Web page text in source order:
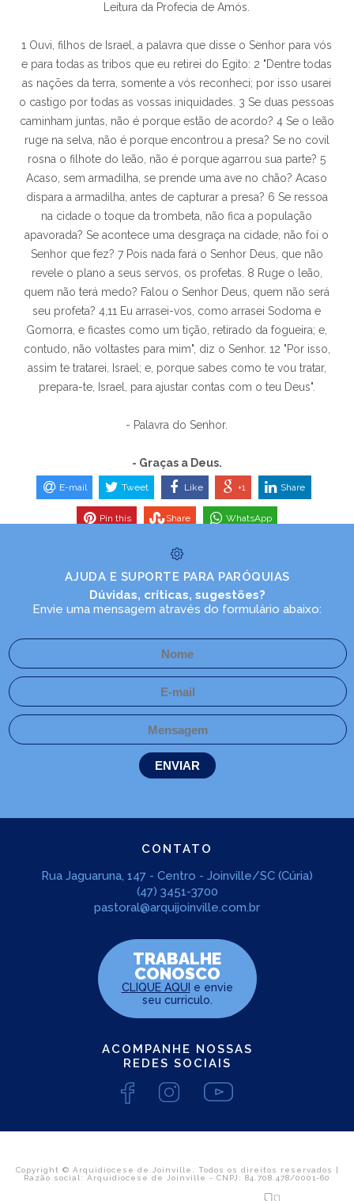
Leitura da Profecia de Amós.
1 Ouvi, filhos de Israel, a palavra que disse o Senhor para vós
e para todas as tribos que eu retirei do Egito: 2 "Dentre todas
as nações da terra, somente a vós reconheci; por isso usarei
o castigo por todas as vossas iniquidades. 3 Se duas pessoas
caminham juntas, não é porque estão de acordo? 4 Se o leão
ruge na selva, não é porque encontrou a presa? Se no covil
rosna o filhote do leão, não é porque agarrou sua parte? 5
Acaso, sem armadilha, se prende uma ave no chão? Acaso
dispara a armadilha, antes de capturar a presa? 6 Se ressoa
na cidade o toque da trombeta, não fica a população
apavorada? Se acontece uma desgraça na cidade, não foi o
Senhor que fez? 7 Pois nada fará o Senhor Deus, que não
revele o plano a seus servos, os profetas. 8 Ruge o leão,
quem não terá medo? Falou o Senhor Deus, quem não será
seu profeta? 4,11 Eu arrasei-vos, como arrasei Sodoma e
Gomorra, e ficastes como um tição, retirado da fogueira; e,
contudo, não voltastes para mim", diz o Senhor. 12 "Por isso,
assim te tratarei, Israel; e, porque sabes como te vou tratar,
prepara-te, Israel, para ajustar contas com o teu Deus".
- Palavra do Senhor.
- Graças a Deus.
E-mail Tweet Like +1 Share
Pin this Share WhatsApp
AJUDA E SUPORTE PARA PARÓQUIAS
Dúvidas, críticas, sugestões?
Envie uma mensagem através do formulário abaixo:
CONTATO
Rua Jaguaruna, 147 - Centro - Joinville/SC (Cúria)
(47) 3451-3700
pastoral@arquijoinville.com.br
TRABALHE
CONOSCO
CLIQUE AQUI e envie
seu curriculo.
ACOMPANHE NOSSAS
REDES SOCIAIS
Copyright © Arquidiocese de Joinville. Todos os direitos reservados |
Razão social: Arquidiocese de Joinville - CNPJ: 84.708.478/0001-60